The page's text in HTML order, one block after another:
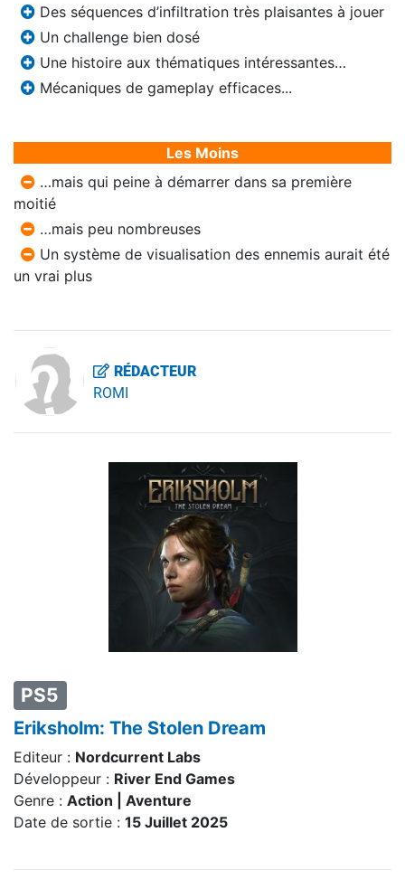
Des séquences d’infiltration très plaisantes à jouer
Un challenge bien dosé
Une histoire aux thématiques intéressantes…
Mécaniques de gameplay efficaces...
Les Moins
…mais qui peine à démarrer dans sa première
moitié
…mais peu nombreuses
Un système de visualisation des ennemis aurait été
un vrai plus
RÉDACTEUR
ROMI
PS5
Eriksholm: The Stolen Dream
Editeur : Nordcurrent Labs
Développeur : River End Games
Genre : Action | Aventure
Date de sortie : 15 Juillet 2025